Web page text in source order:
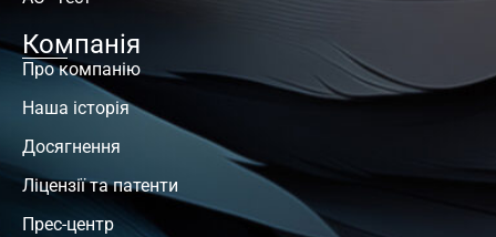
Компанія
Про компанію
Наша історія
Досягнення
Ліцензії та патенти
Прес-центр